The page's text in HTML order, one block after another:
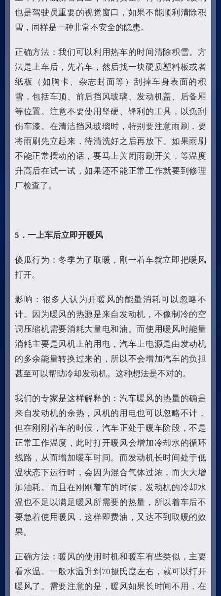
也是驾驶员重要的视觉窗口，如果不能顺利清除积
雪，同样是一种非常不安全的隐患。
正确方法：我们可以利用热车的时间清除积雪。方
法是上车后，先着车，然后找一块硬质塑料板或者
纸板（如胸卡、杂志封面等）刮掉车身表面的积
雪，包括车顶、前后挡风玻璃、发动机盖、后备厢
等位置。注意不要使用坚硬、锋利的工具，以免刮
伤车漆。在清洁挡风玻璃时，特别要注意雨刷，要
将雨刷先立起来，待清洗好之后再放下。如果雨刷
不能正常摆动的话，要马上关闭雨刷开关，等温度
升高后在试一试，如果还不能正常工作就要到修理
厂检查了。
5 ．一上车后立即开暖风
傻瓜行为：冬季为了取暖，刚一着车就立即把暖风
打开。
影响：很多人认为开暖风的能量消耗可以忽略不
计。因为暖风的热源是来自发动机，不像制冷的空
调压缩机需要消耗大量电和油。而使用暖风时能量
消耗主要是风机上的用电，汽车上电源是由发动机
的多余能量转换过来的，所以不会增加汽车的负担
甚至可以帮助冷却发动机。这种想法是不对的。
我们的专家是这样解释的：汽车暖风的热量的确是
来自发动机的余热，风机的用电也可以忽略不计，
但在刚刚着车的时候，汽车正处于暖车阶段，不是
正常工作温度，此时打开暖风会增加冷却水的循环
线路，从而增加暖车时间。而发动机长时间处于低
温状态下运行时，会因为混合气体过浓，而大大增
加油耗。而且在刚刚着车的时候，发动机的冷却水
温也不足以满足暖风所需要的热量，所以着车后不
要急着使用暖风，这样即费油，又达不到取暖的效
果。
正确方法：暖风的使用时机和暖车有些类似，主要
看水温。一般水温升到70摄氏度左右，就可以打开
暖风了。需要注意的是，暖风如果长时间不用，在